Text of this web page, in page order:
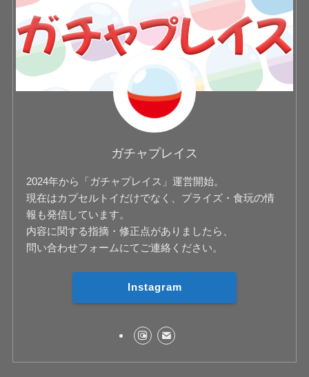
ガチャプレイス
2024年から「ガチャプレイス」運営開始。
現在はカプセルトイだけでなく、プライズ・食玩の情
報も発信しています。
内容に関する指摘・修正点がありましたら、
問い合わせフォームにてご連絡ください。
Instagram